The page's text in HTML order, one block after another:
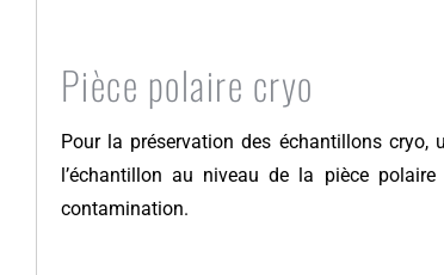
Pièce polaire cryo
Pour la préservation des échantillons
l’échantillon au niveau de la pièce
contamination.